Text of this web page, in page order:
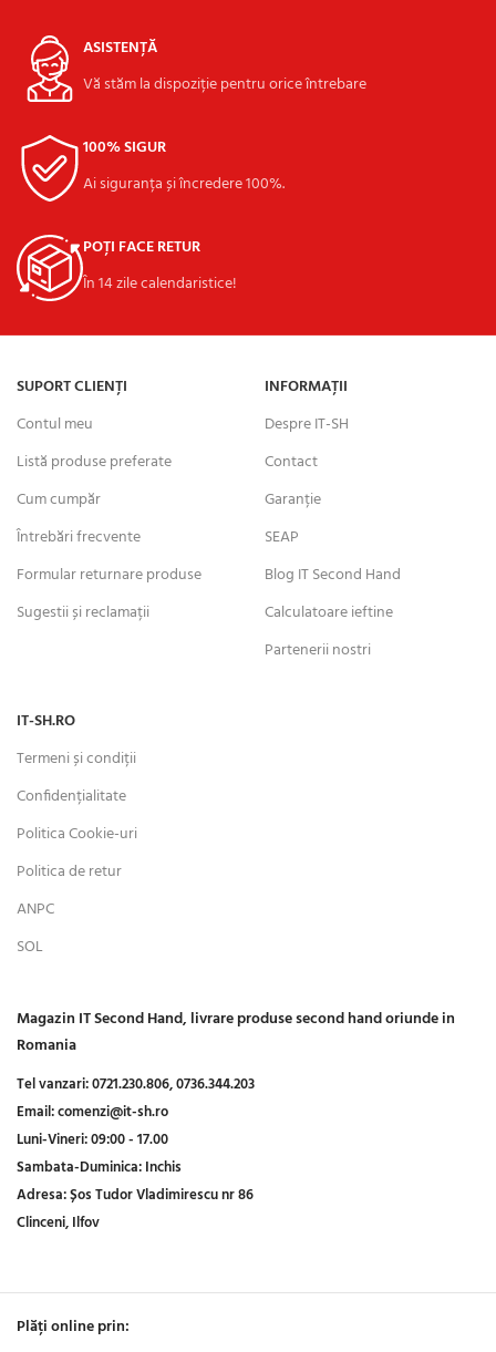
ASISTENȚĂ
Vă stăm la dispoziție pentru orice întrebare
100% SIGUR
Ai siguranța și încredere 100%.
POȚI FACE RETUR
În 14 zile calendaristice!
SUPORT CLIENȚI
Contul meu
Listă produse preferate
Cum cumpăr
Întrebări frecvente
Formular returnare produse
Sugestii și reclamații
INFORMAȚII
Despre IT-SH
Contact
Garanție
SEAP
Blog IT Second Hand
Calculatoare ieftine
Partenerii nostri
IT-SH.RO
Termeni și condiții
Confidențialitate
Politica Cookie-uri
Politica de retur
ANPC
SOL
Magazin IT Second Hand, livrare produse second hand oriunde in
Romania
Tel vanzari:0721.230.806,0736.344.203
Email:comenzi@it-sh.ro
Luni-Vineri:09:00 - 17.00
Sambata-Duminica:Inchis
Adresa:Șos Tudor Vladimirescu nr 86
Clinceni, Ilfov
Plăți online prin: